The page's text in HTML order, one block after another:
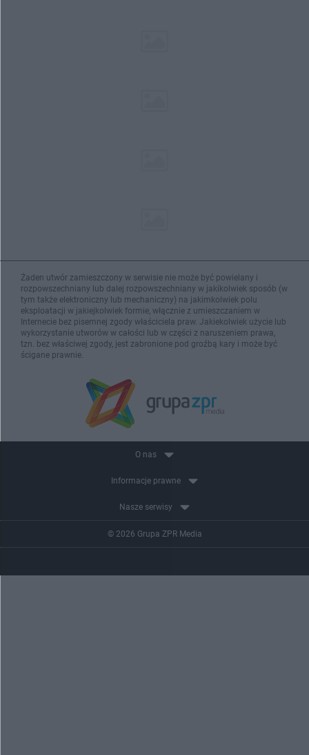
Żaden utwór zamieszczony w serwisie nie może być powielany i
rozpowszechniany lub dalej rozpowszechniany w jakikolwiek sposób (w
tym także elektroniczny lub mechaniczny) na jakimkolwiek polu
eksploatacji w jakiejkolwiek formie, włącznie z umieszczaniem w
Internecie bez pisemnej zgody właściciela praw. Jakiekolwiek użycie lub
wykorzystanie utworów w całości lub w części z naruszeniem prawa,
tzn. bez właściwej zgody, jest zabronione pod groźbą kary i może być
ścigane prawnie.
O nas
Informacje prawne
Nasze serwisy
© 2026 Grupa ZPR Media